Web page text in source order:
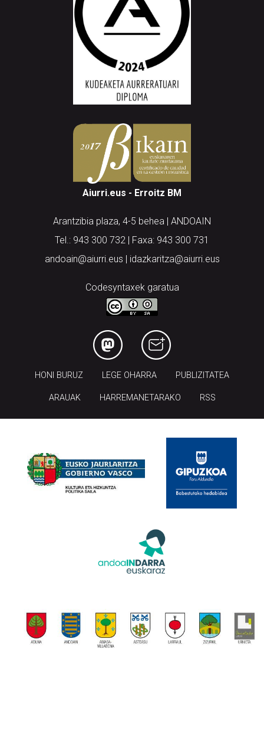
Aiurri.eus - Erroitz BM
Arantzibia plaza, 4-5 behea | ANDOAIN
Tel.: 943 300 732 | Faxa: 943 300 731
andoain@aiurri.eus | idazkaritza@aiurri.eus
Codesyntaxek garatua
HONI BURUZ LEGE OHARRA PUBLIZITATEA
ARAUAK HARREMANETARAKO RSS